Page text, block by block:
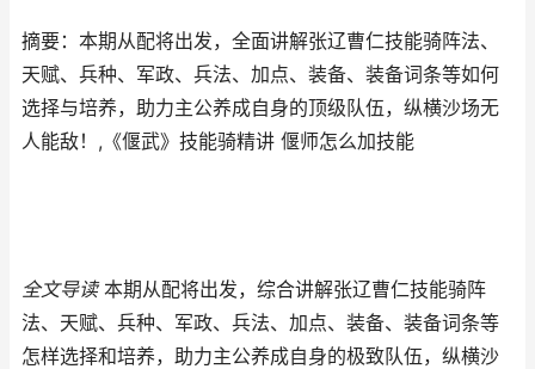
摘要：本期从配将出发，全面讲解张辽曹仁技能骑阵法、
天赋、兵种、军政、兵法、加点、装备、装备词条等如何
选择与培养，助力主公养成自身的顶级队伍，纵横沙场无
人能敌！,《偃武》技能骑精讲 偃师怎么加技能
全文导读本期从配将出发，综合讲解张辽曹仁技能骑阵
法、天赋、兵种、军政、兵法、加点、装备、装备词条等
怎样选择和培养，助力主公养成自身的极致队伍，纵横沙